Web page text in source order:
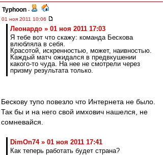
Typhoon -
01 ноя 2011 10:06
Леонардо » 01 ноя 2011 17:03
Я тебе вот что скажу: команда Бескова
влюбляла в себя.
Красотой, искренностью, может, наивностью.
Каждый матч ожидался в предвкушении
какого-то чуда. На нее не смотрели через
призму результата только.
Бескову тупо повезло что Интернета не было.
Так бы и на него свой имхович нашелся, не
сомневайся.
DimOn74 » 01 ноя 2011 17:41
Как теперь работать будет страна?